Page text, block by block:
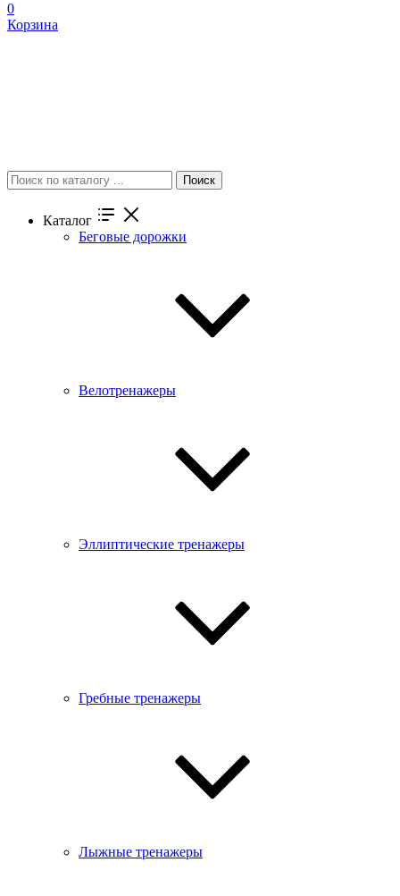
0
Корзина
Поиск
Каталог
Беговые дорожки
Велотренажеры
Эллиптические тренажеры
Гребные тренажеры
Лыжные тренажеры